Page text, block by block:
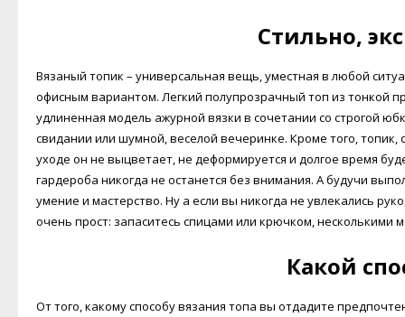
Стильно,
Вязаный топик – универсальная вещь, уместная в любой
офисным вариантом. Легкий полупрозрачный топ из тонкой
удлиненная модель ажурной вязки в сочетании со строгой
свидании или шумной, веселой вечеринке. Кроме того,
уходе он не выцветает, не деформируется и долгое время
гардероба никогда не останется без внимания. А будучи
умение и мастерство. Ну а если вы никогда не увлекались
очень прост: запаситесь спицами или крючком,
Какой
От того, какому способу вязания топа вы отдадите